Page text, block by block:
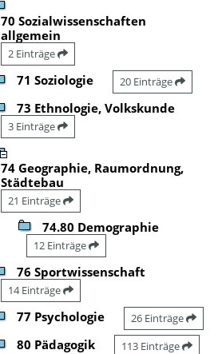
70 Sozialwissenschaften
allgemein
2 Einträge
71 Soziologie 20 Einträge
73 Ethnologie, Volkskunde
3 Einträge
74 Geographie, Raumordnung,
Städtebau
21 Einträge
74.80 Demographie
12 Einträge
76 Sportwissenschaft
14 Einträge
77 Psychologie 26 Einträge
80 Pädagogik 113 Einträge